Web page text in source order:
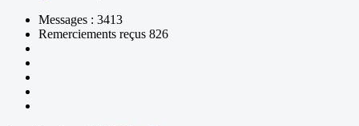
Messages : 3413
Remerciements reçus 826